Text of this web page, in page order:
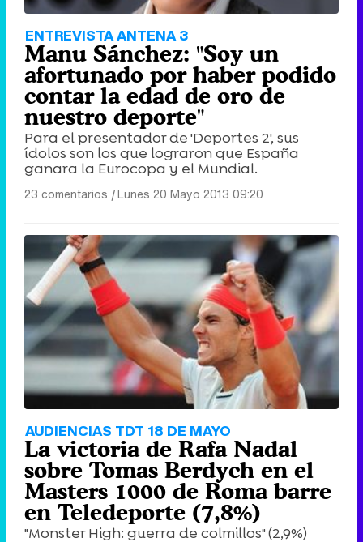
ENTREVISTA ANTENA 3
Manu Sánchez: "Soy un
afortunado por haber podido
contar la edad de oro de
nuestro deporte"
Para el presentador de 'Deportes 2', sus
ídolos son los que lograron que España
ganara la Eurocopa y el Mundial.
23 comentarios |Lunes 20 Mayo 2013 09:20
AUDIENCIAS TDT 18 DE MAYO
La victoria de Rafa Nadal
sobre Tomas Berdych en el
Masters 1000 de Roma barre
en Teledeporte (7,8%)
"Monster High: guerra de colmillos" (2,9%)